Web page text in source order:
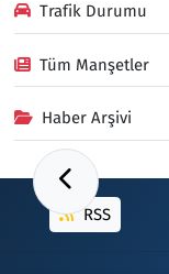
Trafik Durumu
Tüm Manşetler
Haber Arşivi
RSS